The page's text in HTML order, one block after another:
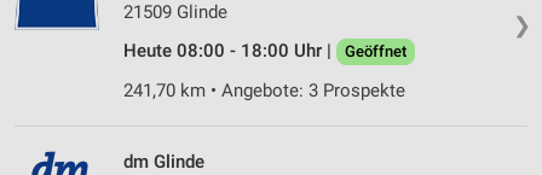
❯
21509 Glinde
Heute 08:00 - 18:00 Uhr |
Geöffnet
241,70 km • Angebote: 3 Prospekte
dm Glinde